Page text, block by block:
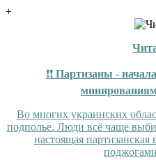
+
❗❗ Партизаны -
Во многих украинских
подполье. Люди всё чаще
настоящая